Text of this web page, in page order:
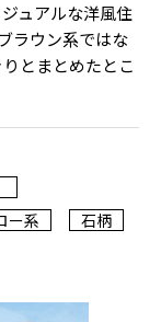
ュアルな洋風住
ラウン系ではな
とまとめたとこ
ー系
石柄